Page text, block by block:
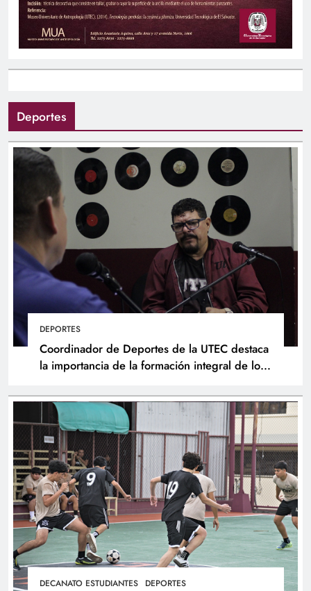
Deportes
DEPORTES
Coordinador de Deportes de la UTEC destaca
la importancia de la formación integral de los
DECANATO ESTUDIANTES DEPORTES